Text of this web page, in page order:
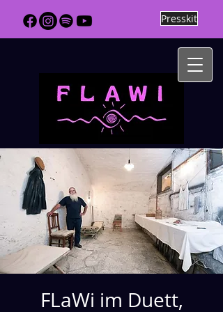
Presskit
FLaWi im Duett,